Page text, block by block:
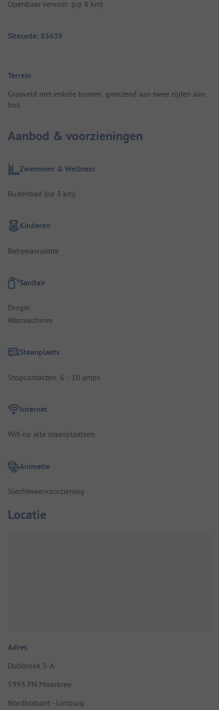
Openbaar vervoer: (op 8 km)
Sitecode: 85639
Terrein
Grasveld met enkele bomen, grenzend aan twee zijden aan
bos.
Aanbod & voorzieningen
Zwemmen & Wellness
Buitenbad (op 3 km)
Kinderen
Babywasruimte
Sanitair
Droger
Wasmachines
Staanplaats
Stopcontacten: 6 - 10 amps
Internet
Wifi op alle staanplaatsen
Animatie
Slechtweervoorziening
Locatie
Adres
Dubbroek 5-A
5993 PN Maasbree
Nordbrabant - Limburg